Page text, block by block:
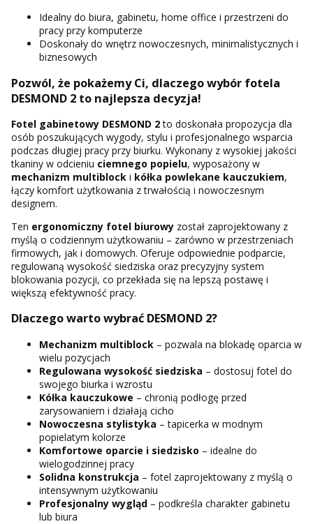
Idealny do biura, gabinetu, home office i przestrzeni do
pracy przy komputerze
Doskonały do wnętrz nowoczesnych, minimalistycznych i
biznesowych
Pozwól, że pokażemy Ci, dlaczego wybór fotela
DESMOND 2 to najlepsza decyzja!
Fotel gabinetowy DESMOND 2to doskonała propozycja dla
osób poszukujących wygody, stylu i profesjonalnego wsparcia
podczas długiej pracy przy biurku. Wykonany z wysokiej jakości
tkaniny w odcieniu ciemnego popielu, wyposażony w
mechanizm multiblock i kółka powlekane kauczukiem,
łączy komfort użytkowania z trwałością i nowoczesnym
designem.
Ten ergonomiczny fotel biurowy został zaprojektowany z
myślą o codziennym użytkowaniu – zarówno w przestrzeniach
firmowych, jak i domowych. Oferuje odpowiednie podparcie,
regulowaną wysokość siedziska oraz precyzyjny system
blokowania pozycji, co przekłada się na lepszą postawę i
większą efektywność pracy.
Dlaczego warto wybrać DESMOND 2?
Mechanizm multiblock – pozwala na blokadę oparcia w
wielu pozycjach
Regulowana wysokość siedziska – dostosuj fotel do
swojego biurka i wzrostu
Kółka kauczukowe – chronią podłogę przed
zarysowaniem i działają cicho
Nowoczesna stylistyka – tapicerka w modnym
popielatym kolorze
Komfortowe oparcie i siedzisko – idealne do
wielogodzinnej pracy
Solidna konstrukcja – fotel zaprojektowany z myślą o
intensywnym użytkowaniu
Profesjonalny wygląd – podkreśla charakter gabinetu
lub biura